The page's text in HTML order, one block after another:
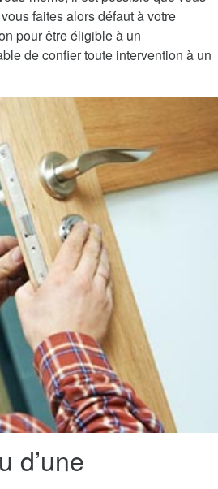
faites alors défaut à votre
pour être éligible à un
de confier toute intervention à un
d’une